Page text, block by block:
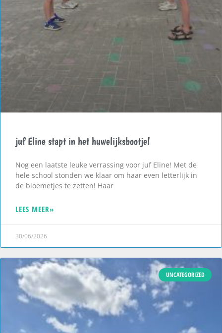
juf Eline stapt in het huwelijksbootje!
Nog een laatste leuke verrassing voor juf Eline! Met de
hele school stonden we klaar om haar even letterlijk in
de bloemetjes te zetten! Haar
LEES MEER»
30/06/2026
UNCATEGORIZED